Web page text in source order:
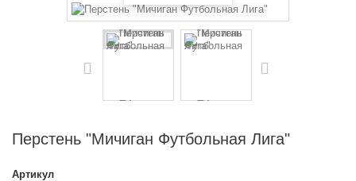
Перстень "Мичиган Футбольная Лига"
Артикул